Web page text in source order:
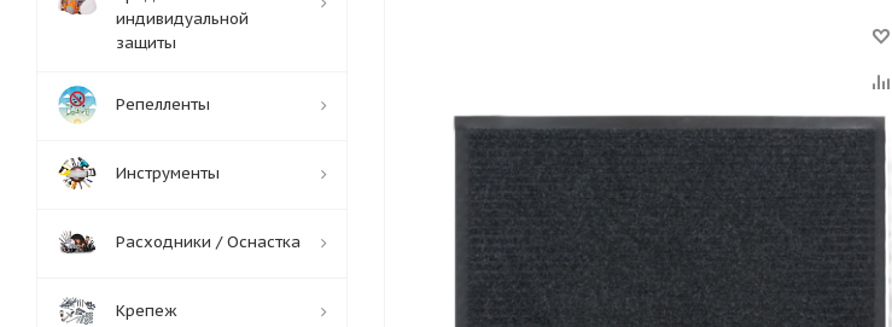
индивидуальной
защиты
Репелленты
Инструменты
Расходники / Оснастка
Крепеж